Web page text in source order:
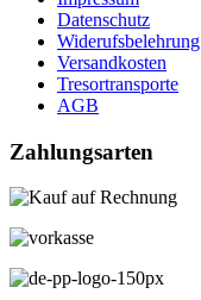
Datenschutz
Widerufsbelehrung
Versandkosten
Tresortransporte
AGB
Zahlungsarten